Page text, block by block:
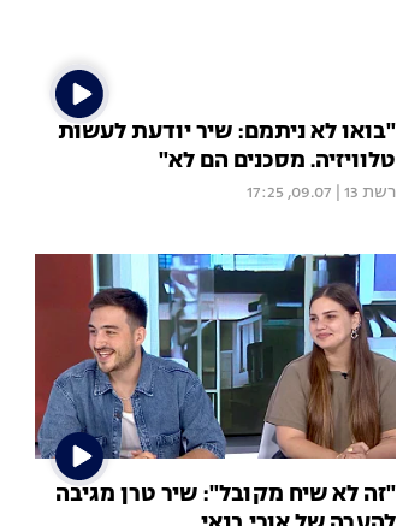
"בואו לא ניתמם: שיר יודעת לעשות
טלוויזיה. מסכנים הם לא"
רשת 13 09.07, 17:25
"זה לא שיח מקובל": שיר טרן מגיבה